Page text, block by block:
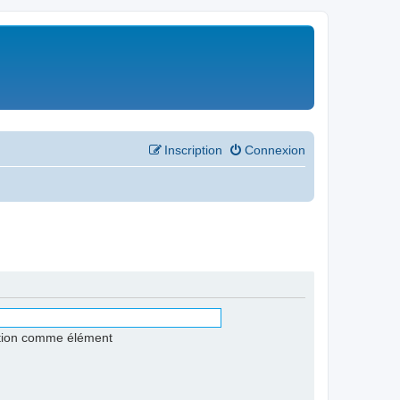
Connexion
Inscription
comme élément